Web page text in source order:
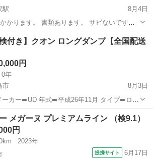
駅
8月4日
質問あれば連絡ください。 4WDです。 何も問題ない。
岩見沢駅
検付き】クオン ロングダンプ【全国配送
円
0年
市
8月3日
➡️税込726万円 MT 現状渡しでの販
す。 全国配送可能！ 詳細説明、現車確認et...
メガーヌ プレミアムライン （検9.1）
円
2023年
提携サイト 6月17日